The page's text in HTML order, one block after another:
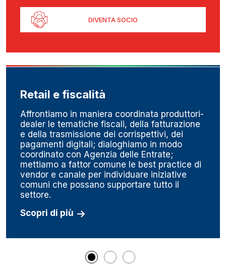
DIVENTA SOCIO
Retail e fiscalità
Affrontiamo in maniera coordinata produttori-
dealer le tematiche fiscali, della fatturazione
e della trasmissione dei corrispettivi, dei
pagamenti digitali; dialoghiamo in modo
coordinato con Agenzia delle Entrate;
mettiamo a fattor comune le best practice di
vendor e canale per individuare iniziative
comuni che possano supportare tutto il
settore.
Scopri di più